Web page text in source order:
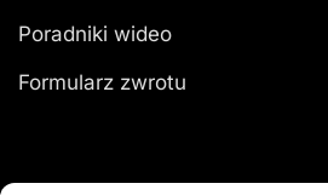
Poradniki wideo
Formularz zwrotu